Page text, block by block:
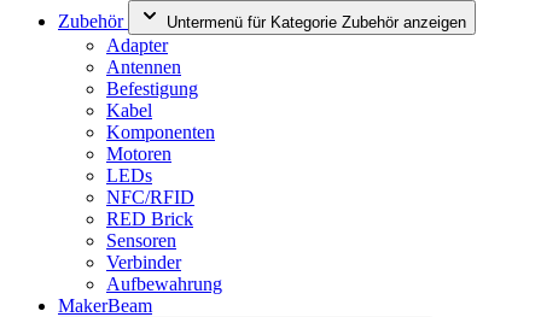
Zubehör
Untermenü für Kategorie Zubehör anzeigen
Adapter
Antennen
Befestigung
Kabel
Komponenten
Motoren
LEDs
NFC/RFID
RED Brick
Sensoren
Verbinder
Aufbewahrung
MakerBeam